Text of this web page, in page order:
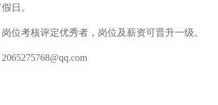
日。
位考核评定优秀者，岗位及薪资可晋升一级。